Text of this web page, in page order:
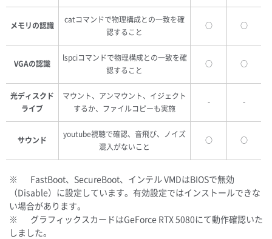
メモリの認識
catコマンドで物理構成との一致を確
認すること
○ ○
VGAの認識
lspciコマンドで物理構成との一致を確
認すること
○ ○
光ディスクド
ライブ
マウント、アンマウント、イジェクト
するか、ファイルコピーも実施
- -
サウンド
youtube視聴で確認、音飛び、ノイズ
混入がないこと
○ ○
※ FastBoot、SecureBoot、インテル VMDはBIOSで無効
（Disable）に設定しています。有効設定ではインストールできな
い場合があります。
※ グラフィックスカードはGeForce RTX 5080にて動作確認いた
しました。